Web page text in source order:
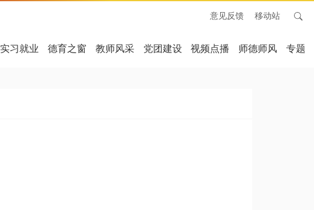
意见反馈 移动站
实习就业 德育之窗 教师风采 党团建设 视频点播 师德师风 专题